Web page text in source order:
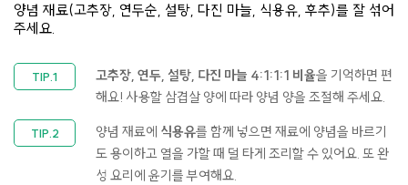
양념 재료(고추장, 연두순, 설탕, 다진 마늘, 식용유, 후추)를 잘 섞어
주세요.
고추장, 연두, 설탕, 다진 마늘 4:1:1:1 비율을 기억하면 편
해요!​ 사용할 삼겹살 양에 따라 양념 양을 조절해 주세요. ​
양념 재료에 식용유를 함께 넣으면 재료에 양념을 바르기
도 용이하고 열을 가할 때 덜 타게 조리할 수 있어요. 또 완
성 요리에 윤기를 부여해요.​